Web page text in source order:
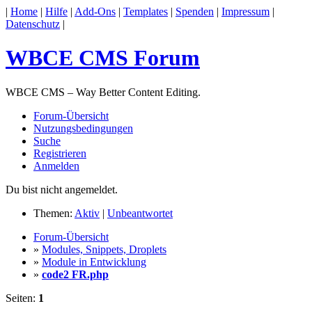
| Home | Hilfe | Add-Ons | Templates | Spenden | Impressum |
Datenschutz |
WBCE CMS Forum
WBCE CMS – Way Better Content Editing.
Forum-Übersicht
Nutzungsbedingungen
Suche
Registrieren
Anmelden
Du bist nicht angemeldet.
Themen: Aktiv | Unbeantwortet
Forum-Übersicht
» Modules, Snippets, Droplets
» Module in Entwicklung
» code2 FR.php
Seiten: 1